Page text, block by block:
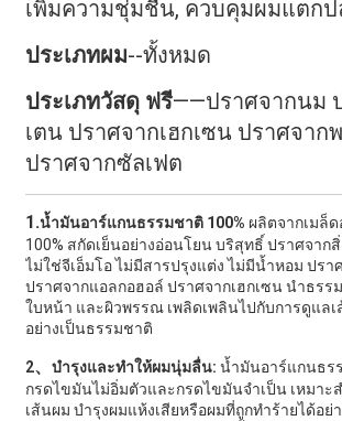
เพิ่มความชุ่มชื้น, ควบคุมผมแตกป
ประเภทผม--ทั้งหมด
ประเภทวัสดุ ฟรี——ปราศจากนม
เตน ปราศจากเฮกเซน ปราศจาก
ปราศจากซัลเฟต
1.น้ำมันอาร์แกนธรรมชาติ 100% ผลิตจากเมล็
100% สกัดเย็นอย่างอ่อนโยน บริสุทธิ์ ปราศจากสิ่
ไม่ใช่จีเอ็มโอ ไม่มีสารปรุงแต่ง ไม่มีน้ำหอม ปรา
ปราศจากแอลกอฮอล์ ปราศจากเฮกเซน นำธรร
ใบหน้า และผิวพรรณ เพลิดเพลินไปกับการดูแล
อย่างเป็นธรรมชาติ
2、 บำรุงและทำให้ผมนุ่มลื่น: น้ำมันอาร์แกนธร
กรดไขมันไม่อิ่มตัวและกรดไขมันจำเป็น เหมาะ
เส้นผม บำรุงผมแห้งเสียหรือผมที่ถูกทำร้ายได้อ